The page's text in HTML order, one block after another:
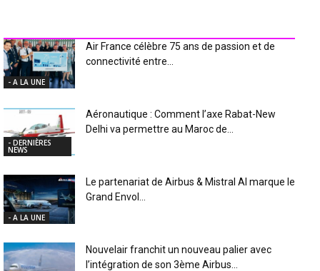
- A LA UNE
Air France célèbre 75 ans de passion et de
connectivité entre...
- DERNIÈRES
NEWS
Aéronautique : Comment l’axe Rabat-New
Delhi va permettre au Maroc de...
- A LA UNE
Le partenariat de Airbus & Mistral AI marque le
Grand Envol...
Nouvelair franchit un nouveau palier avec
l’intégration de son 3ème Airbus...